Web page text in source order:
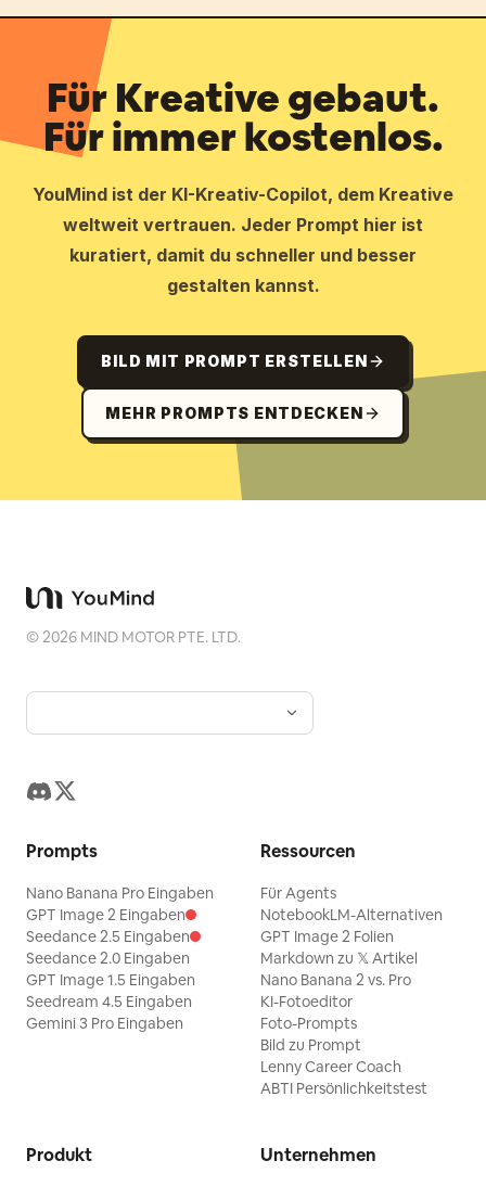
Für Kreative gebaut.
Für immer kostenlos.
YouMind ist der KI-Kreativ-Copilot, dem Kreative
weltweit vertrauen. Jeder Prompt hier ist
kuratiert, damit du schneller und besser
gestalten kannst.
BILD MIT PROMPT ERSTELLEN
MEHR PROMPTS ENTDECKEN
©2026 MIND MOTOR PTE. LTD.
Prompts
Nano Banana Pro Eingaben
GPT Image 2 Eingaben
Seedance 2.5 Eingaben
Seedance 2.0 Eingaben
GPT Image 1.5 Eingaben
Seedream 4.5 Eingaben
Gemini 3 Pro Eingaben
Ressourcen
Für Agents
NotebookLM-Alternativen
GPT Image 2 Folien
Markdown zu 𝕏 Artikel
Nano Banana 2 vs. Pro
KI-Fotoeditor
Foto-Prompts
Bild zu Prompt
Lenny Career Coach
ABTI Persönlichkeitstest
Produkt Unternehmen